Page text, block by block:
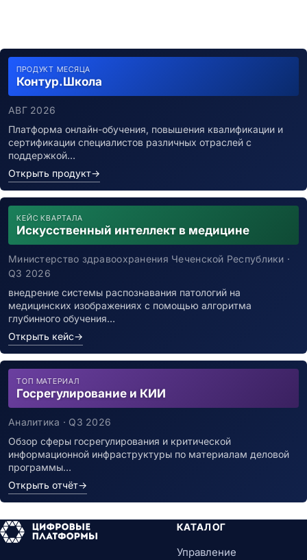
ПРОДУКТ МЕСЯЦА
Контур.Школа
АВГ 2026
Платформа онлайн-обучения, повышения квалификации и
сертификации специалистов различных отраслей с
поддержкой…
Открыть продукт→
КЕЙС КВАРТАЛА
Искусственный интеллект в медицине
Министерство здравоохранения Чеченской Республики ·
Q3 2026
внедрение системы распознавания патологий на
медицинских изображениях с помощью алгоритма
глубинного обучения…
Открыть кейс→
ТОП МАТЕРИАЛ
Госрегулирование и КИИ
Аналитика · Q3 2026
Обзор сферы госрегулирования и критической
информационной инфраструктуры по материалам деловой
программы…
Открыть отчёт→
КАТАЛОГ
Управление